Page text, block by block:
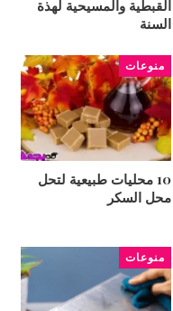
القبطية والمسيحية لهذة
السنة
منوعات
10 محليات طبيعية لتحل
محل السكر
منوعات